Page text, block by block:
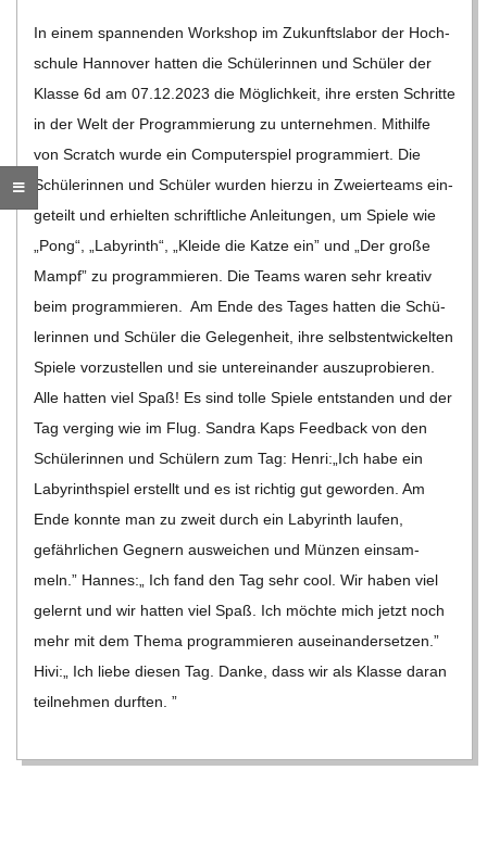
-
G
O
L
D
S
C
H
M
D
T
-
In einem span­nen­den Work­shop im Zukunfts­la­bor der Hoch­
schule Han­no­ver hat­ten die Schü­le­rin­nen und Schü­ler der
Klasse 6d am 07.12.2023 die Mög­lich­keit, ihre ers­ten Schritte
in der Welt der Pro­gram­mie­rung zu unter­neh­men. Mit­hilfe
von Scratch wurde ein Com­pu­ter­spiel pro­gram­miert. Die
Schü­le­rin­nen und Schü­ler wur­den hierzu in Zwei­er­teams ein­
ge­teilt und erhiel­ten schrift­li­che Anlei­tun­gen, um Spiele wie
„Pong“, „Laby­rinth“, „Kleide die Katze ein” und „Der große
Mampf” zu pro­gram­mie­ren. Die Teams waren sehr krea­tiv
beim pro­gram­mie­ren. Am Ende des Tages hat­ten die Schü­
le­rin­nen und Schü­ler die Gele­gen­heit, ihre selbst­ent­wi­ckel­ten
Spiele vor­zu­stel­len und sie unter­ein­an­der aus­zu­pro­bie­ren.
Alle hat­ten viel Spaß! Es sind tolle Spiele ent­stan­den und der
Tag ver­ging wie im Flug. San­dra Kaps Feed­back von den
Schü­le­rin­nen und Schü­lern zum Tag: Henri:„Ich habe ein
Laby­rinth­spiel erstellt und es ist rich­tig gut gewor­den. Am
Ende konnte man zu zweit durch ein Laby­rinth lau­fen,
gefähr­li­chen Geg­nern aus­wei­chen und Mün­zen ein­sam­
meln.” Han­nes:„ Ich fand den Tag sehr cool. Wir haben viel
gelernt und wir hat­ten viel Spaß. Ich möchte mich jetzt noch
mehr mit dem Thema pro­gram­mie­ren aus­ein­an­der­set­zen.”
Hivi:„ Ich liebe die­sen Tag. Danke, dass wir als Klasse daran
teil­neh­men durf­ten. ”